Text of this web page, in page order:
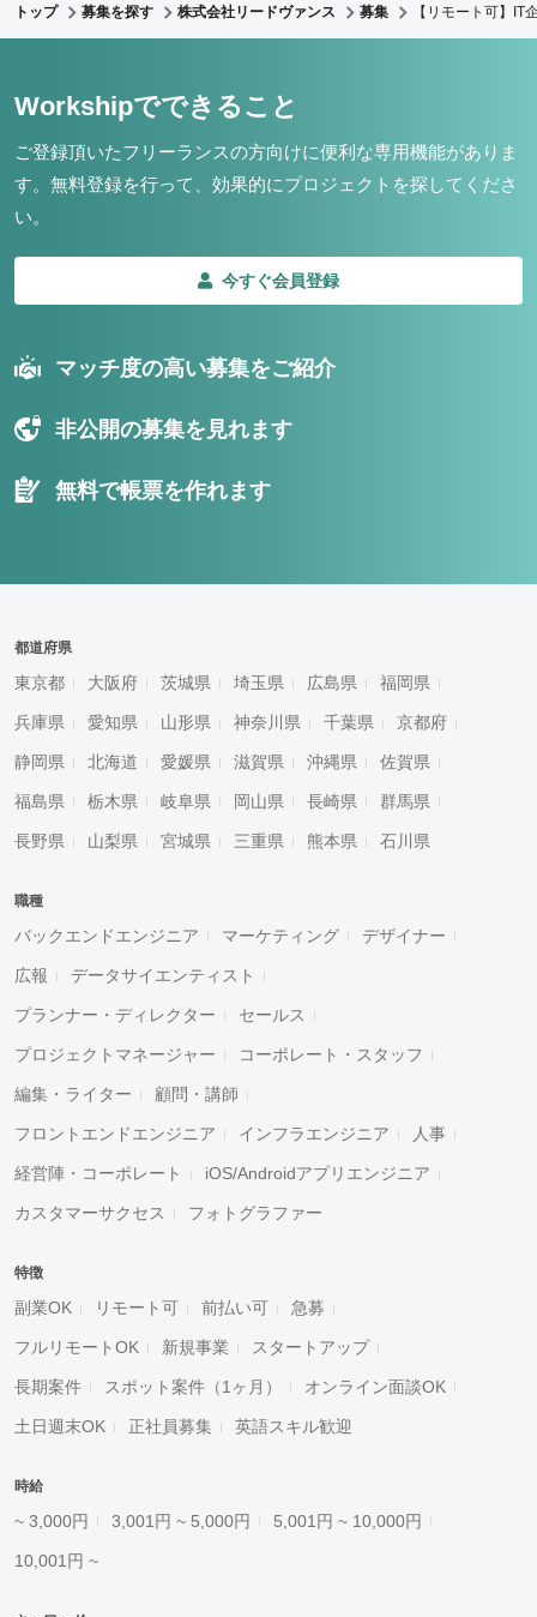
トップ 募集を探す 株式会社リードヴァンス 募集 【リモート可】IT
Workshipでできること
ご登録頂いたフリーランスの方向けに便利な専用機能がありま
す。 無料登録を行って、効果的にプロジェクトを探してくださ
い。
今すぐ会員登録
マッチ度の高い募集をご紹介
非公開の募集を見れます
無料で帳票を作れます
都道府県
東京都 大阪府 茨城県 埼玉県 広島県 福岡県
兵庫県 愛知県 山形県 神奈川県 千葉県 京都府
静岡県 北海道 愛媛県 滋賀県 沖縄県 佐賀県
福島県 栃木県 岐阜県 岡山県 長崎県 群馬県
長野県 山梨県 宮城県 三重県 熊本県 石川県
職種
バックエンドエンジニア マーケティング デザイナー
広報 データサイエンティスト
プランナー・ディレクター セールス
プロジェクトマネージャー コーポレート・スタッフ
編集・ライター 顧問・講師
フロントエンドエンジニア インフラエンジニア 人事
経営陣・コーポレート iOS/Androidアプリエンジニア
カスタマーサクセス フォトグラファー
特徴
副業OK リモート可 前払い可 急募
フルリモートOK 新規事業 スタートアップ
長期案件 スポット案件（1ヶ月） オンライン面談OK
土日週末OK 正社員募集 英語スキル歓迎
時給
~ 3,000円 3,001円 ~ 5,000円 5,001円 ~ 10,000円
10,001円 ~